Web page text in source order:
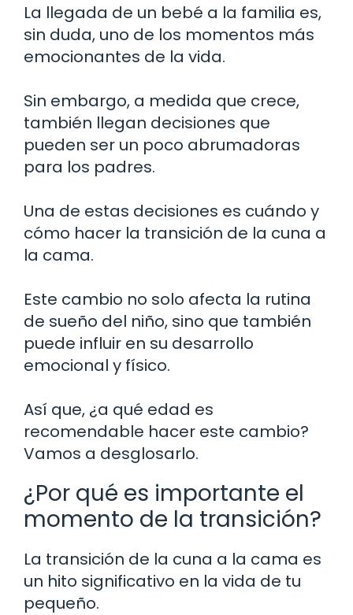
La llegada de un bebé a la familia es,
sin duda, uno de los momentos más
emocionantes de la vida.
Sin embargo, a medida que crece,
también llegan decisiones que
pueden ser un poco abrumadoras
para los padres.
Una de estas decisiones es cuándo y
cómo hacer la transición de la cuna a
la cama.
Este cambio no solo afecta la rutina
de sueño del niño, sino que también
puede influir en su desarrollo
emocional y físico.
Así que, ¿a qué edad es
recomendable hacer este cambio?
Vamos a desglosarlo.
¿Por qué es importante el
momento de la transición?
La transición de la cuna a la cama es
un hito significativo en la vida de tu
pequeño.